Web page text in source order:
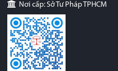
Nơi cấp: Sở Tư Pháp TPHCM